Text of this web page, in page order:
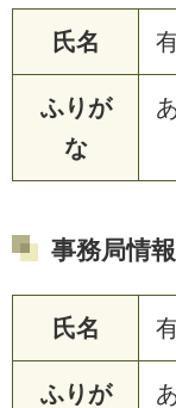
氏名
ふりが
な
事務局情報
氏名
ふりが